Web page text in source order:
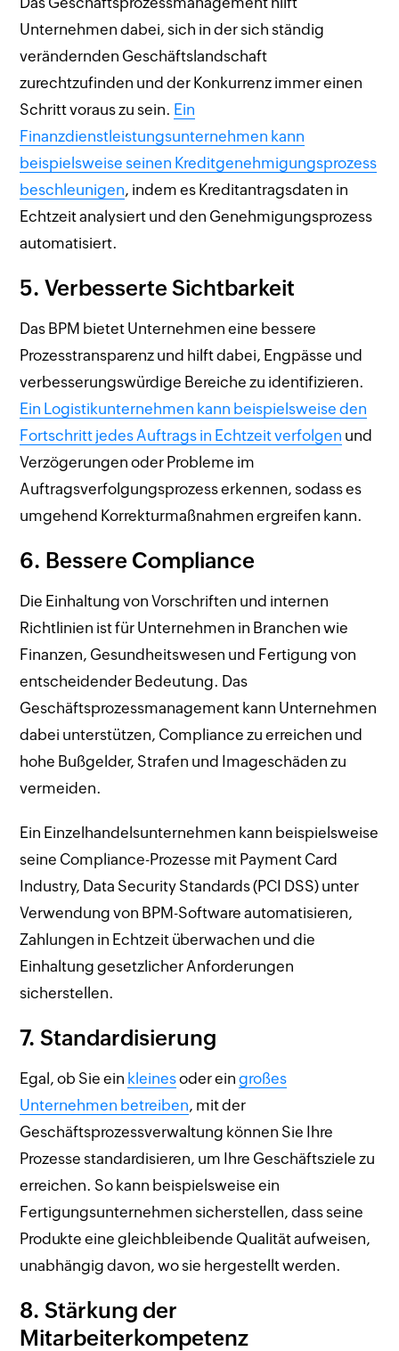
Unternehmen dabei, sich in der sich ständig
verändernden Geschäftslandschaft
zurechtzufinden und der Konkurrenz immer einen
Schritt voraus zu sein. Ein
Finanzdienstleistungsunternehmen kann
beispielsweise seinen Kreditgenehmigungsprozess
beschleunigen, indem es Kreditantragsdaten in
Echtzeit analysiert und den Genehmigungsprozess
automatisiert.
5. Verbesserte Sichtbarkeit
Das BPM bietet Unternehmen eine bessere
Prozesstransparenz und hilft dabei, Engpässe und
verbesserungswürdige Bereiche zu identifizieren.
Ein Logistikunternehmen kann beispielsweise den
Fortschritt jedes Auftrags in Echtzeit verfolgen und
Verzögerungen oder Probleme im
Auftragsverfolgungsprozess erkennen, sodass es
umgehend Korrekturmaßnahmen ergreifen kann.
6. Bessere Compliance
Die Einhaltung von Vorschriften und internen
Richtlinien ist für Unternehmen in Branchen wie
Finanzen, Gesundheitswesen und Fertigung von
entscheidender Bedeutung. Das
Geschäftsprozessmanagement kann Unternehmen
dabei unterstützen, Compliance zu erreichen und
hohe Bußgelder, Strafen und Imageschäden zu
vermeiden.
Ein Einzelhandelsunternehmen kann beispielsweise
seine Compliance-Prozesse mit Payment Card
Industry, Data Security Standards (PCI DSS) unter
Verwendung von BPM-Software automatisieren,
Zahlungen in Echtzeit überwachen und die
Einhaltung gesetzlicher Anforderungen
sicherstellen.
7. Standardisierung
Egal, ob Sie ein kleinesoder eingroßes
Unternehmen betreiben, mit der
Geschäftsprozessverwaltung können Sie Ihre
Prozesse standardisieren, um Ihre Geschäftsziele zu
erreichen. So kann beispielsweise ein
Fertigungsunternehmen sicherstellen, dass seine
Produkte eine gleichbleibende Qualität aufweisen,
unabhängig davon, wo sie hergestellt werden.
8. Stärkung der
Mitarbeiterkompetenz